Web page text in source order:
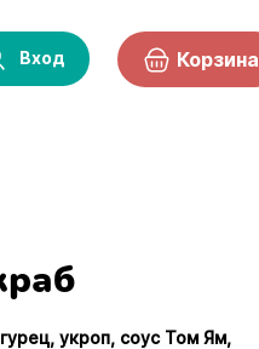
Вход Корзина
укроп, соус Том Ям,